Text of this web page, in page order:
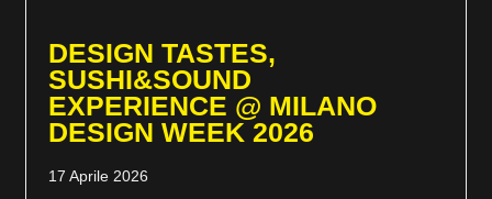
DESIGN TASTES,
SUSHI&SOUND
EXPERIENCE @ MILANO
DESIGN WEEK 2026
17 Aprile 2026